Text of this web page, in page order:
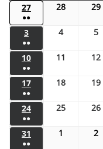
27
●●
28 29
3
●●
4 5
10
●●
11 12
17
●●
18 19
24
●●
25 26
31
●●
1 2